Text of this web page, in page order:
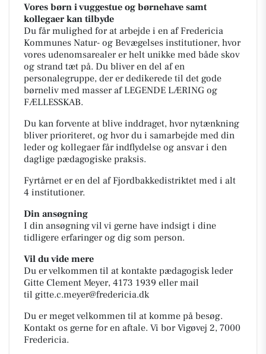
Vores børn i vuggestue og børnehave samt
kollegaer kan tilbyde
Du får mulighed for at arbejde i en af Fredericia
Kommunes Natur- og Bevægelses institutioner, hvor
vores udenomsarealer er helt unikke med både skov
og strand tæt på. Du bliver en del af en
personalegruppe, der er dedikerede til det gode
børneliv med masser af LEGENDE LÆRING og
FÆLLESSKAB.
Du kan forvente at blive inddraget, hvor nytænkning
bliver prioriteret, og hvor du i samarbejde med din
leder og kollegaer får indflydelse og ansvar i den
daglige pædagogiske praksis.
Fyrtårnet er en del af Fjordbakkedistriktet med i alt
4 institutioner.
Din ansøgning
I din ansøgning vil vi gerne have indsigt i dine
tidligere erfaringer og dig som person.
Vil du vide mere
Du er velkommen til at kontakte pædagogisk leder
Gitte Clement Meyer, 4173 1939 eller mail
til gitte.c.meyer@fredericia.dk
Du er meget velkommen til at komme på besøg.
Kontakt os gerne for en aftale. Vi bor Vigøvej 2, 7000
Fredericia.